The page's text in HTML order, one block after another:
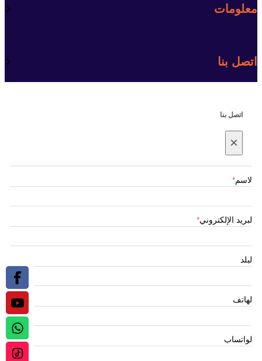
معلومات
اتصل بنا
اتصل بنا
×
الاسم*
البريد الإلكتروني*
البلد
الهاتف
الواتساب